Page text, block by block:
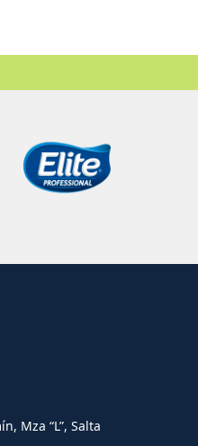
Mza “L”, Salta